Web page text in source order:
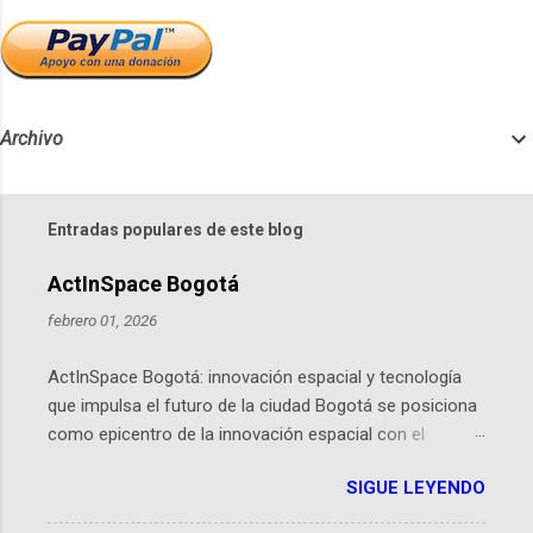
Archivo
Entradas populares de este blog
ActInSpace Bogotá
febrero 01, 2026
ActInSpace Bogotá: innovación espacial y tecnología
que impulsa el futuro de la ciudad Bogotá se posiciona
como epicentro de la innovación espacial con el
hackathon global que convierte tecnologías de la
Agencia Espacial Europea en soluciones prácticas para
SIGUE LEYENDO